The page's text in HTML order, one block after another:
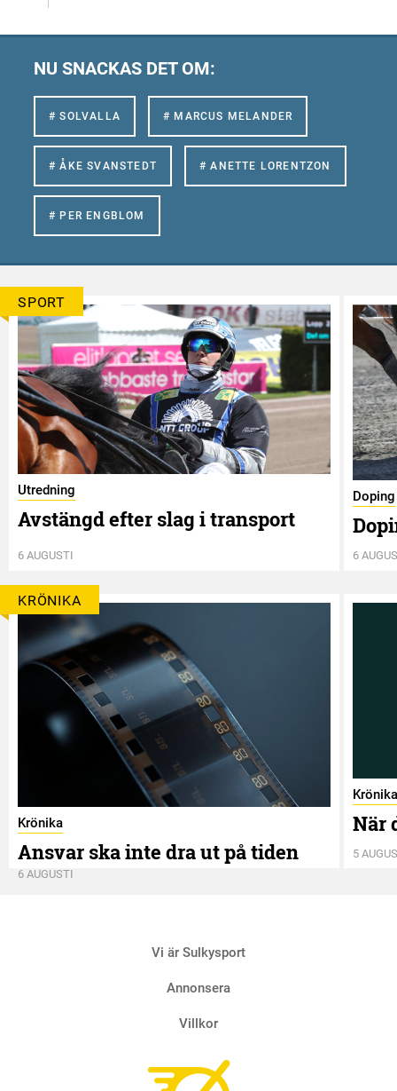
NU SNACKAS DET OM:
# SOLVALLA # MARCUS MELANDER
# ÅKE SVANSTEDT # ANETTE LORENTZON
# PER ENGBLOM
SPORT
Utredning
Avstängd efter slag i transport
6 AUGUSTI
Doping
6
KRÖNIKA
Krönika
Ansvar ska inte dra ut på tiden
6 AUGUSTI
Krönika
När
5
Vi är Sulkysport
Annonsera
Villkor